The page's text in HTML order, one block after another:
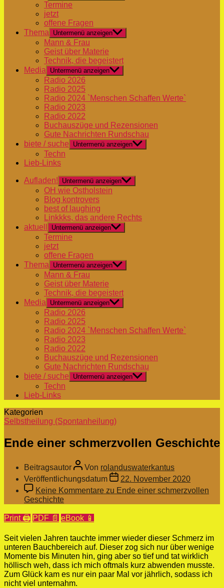
Termine
jetzt
offene Fragen
Thema
Untermenü anzeigen
Mann & Frau
Geist über Materie
Technik, die begeistert
Media
Untermenü anzeigen
Radio 2026
Radio 2025
Radio 2024 `Menschen Schaffen Werte`
Radio 2023
Radio 2022
Buchauszüge und Rezensionen
Gute Nachrichten Rundschau
biete / suche
Untermenü anzeigen
Techn
Lieb-Links
Aufladen! Untermenü anzeigen
OH wie Ostholstein
Blog kontrovers
best of laughing
Linkkks, das andere Rechts
aktuell
Untermenü anzeigen
Termine
jetzt
offene Fragen
Thema
Untermenü anzeigen
Mann & Frau
Geist über Materie
Technik, die begeistert
Media
Untermenü anzeigen
Radio 2026
Radio 2025
Radio 2024 `Menschen Schaffen Werte`
Radio 2023
Radio 2022
Buchauszüge und Rezensionen
Gute Nachrichten Rundschau
biete / suche
Untermenü anzeigen
Techn
Lieb-Links
Kategorien
Selbstheilung (Spontanheilung)
Ende einer schmerzvollen Geschichte
Beitragsautor Von rolanduswaterkantus
Veröffentlichungsdatum
22. November 2020
Keine Kommentare zu Ende einer schmerzvollen
Geschichte
Print 🖨 PDF 📄 eBook 📱
Seit vielen Jahren tauchte immer wieder dieser Schmerz im
unteren Bauchbereich auf. Dieser zog sich nur über wenige
Momente bis Minuten hin, ging aber so tief und tat wirklich
höllisch weh, dass ich mich oftmals kurz abwenden musste.
Zum Glück kam es nur ein paar Mal vor jährlich, sodass ich
nicht viel unternahm.